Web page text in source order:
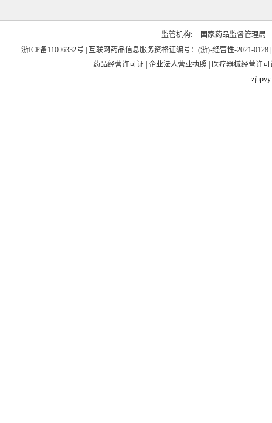
监管机构:
国家药品监督管理局
浙ICP备11006332号
互联网药品信息服务资格证编号：(浙)-经营性-2021-0128
药品经营许可证
企业法人营业执照
医疗器械经营许可